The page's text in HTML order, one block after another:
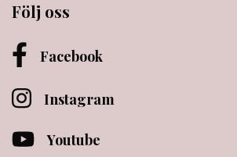
Följ oss
Facebook
Instagram
Youtube